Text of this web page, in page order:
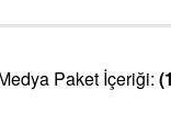
Paket İçeriği: